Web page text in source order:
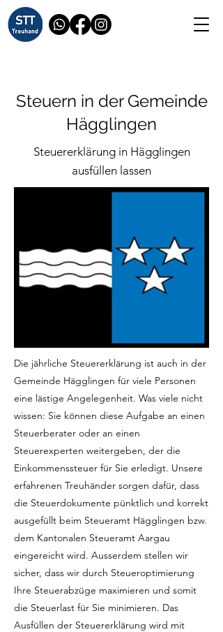
Steuern in der Gemeinde
Hägglingen
Steuererklärung in Hägglingen
ausfüllen lassen
Die jährliche Steuererklärung ist auch in der
Gemeinde Hägglingen für viele Personen
eine lästige Angelegenheit. Was viele nicht
wissen: Sie können diese Aufgabe an einen
Steuerberater oder an einen
Steuerexperten weitergeben, der die
Einkommenssteuer für Sie erledigt. Unsere
erfahrenen Treuhänder sorgen dafür, dass
die Steuerdokumente pünktlich und korrekt
ausgefüllt beim Steueramt Hägglingen bzw.
dem Kantonalen Steueramt Aargau
eingereicht wird. Ausserdem stellen wir
sicher, dass wir durch Steueroptimierung
Ihre Steuerabzüge maximieren und somit
die Steuerlast für Sie minimieren. Das
Ausfüllen der Steuererklärung wird mit